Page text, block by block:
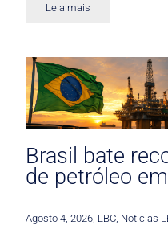
Leia mais
Brasil bate
de petróleo
Agosto 4, 2026 LBC Noticias